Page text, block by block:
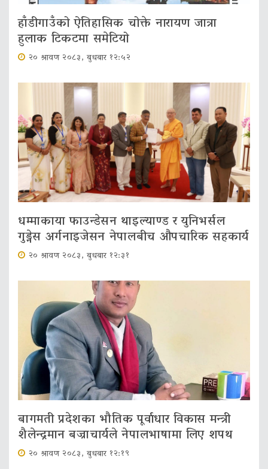
हाँडीगाउँको ऐतिहासिक चोक्ते नारायण जात्रा
हुलाक टिकटमा समेटियो
२० श्रावण २०८३, बुधबार १२:५२
धम्माकाया फाउन्डेसन थाइल्याण्ड र युनिभर्सल
गुड्नेस अर्गनाइजेसन नेपालबीच औपचारिक सहकार्य
२० श्रावण २०८३, बुधबार १२:३१
बागमती प्रदेशका भौतिक पूर्वाधार विकास मन्त्री
शैलेन्द्रमान बज्राचार्यले नेपालभाषामा लिए शपथ
२० श्रावण २०८३, बुधबार १२:१९